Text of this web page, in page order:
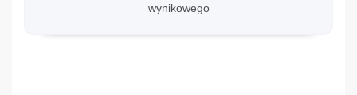
wynikowego